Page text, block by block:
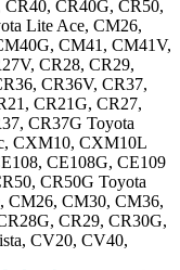
CR40G, CR50,
Lite Ace, CM26,
CM41, CM41V,
CR28, CR29,
CR36V, CR37,
CR21G, CR27,
CR37G Toyota
CXM10, CXM10L
CE108G, CE109
CR50G Toyota
CM26, CM30, CM36,
CR29, CR30G,
CV20, CV40,